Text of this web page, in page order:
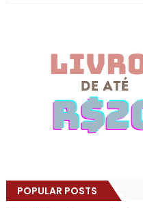
POPULAR POSTS